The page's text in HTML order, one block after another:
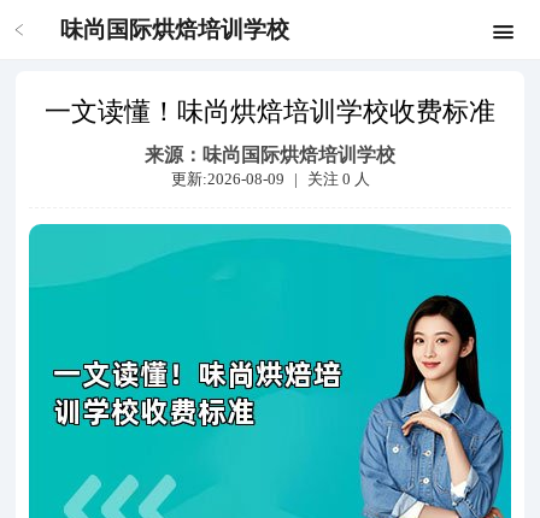
味尚国际烘焙培训学校
一文读懂！味尚烘焙培训学校收费标准
来源： 味尚国际烘焙培训学校
更新:2026-08-09 | 关注 0 人